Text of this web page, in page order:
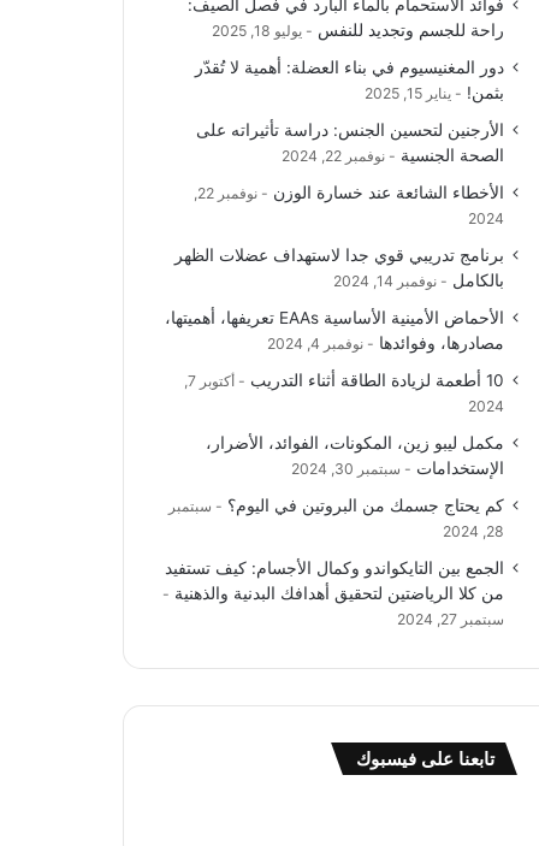
و
ك
T
u
b
e
ق
ر
ا
ا
ل
م
ع
R
فوائد الاستحمام بالماء البارد في فصل الصيف:
راحة للجسم وتجديد للنفس
يوليو 18, 2025
دور المغنيسيوم في بناء العضلة: أهمية لا تُقدّر
بثمن!
يناير 15, 2025
الأرجنين لتحسين الجنس: دراسة تأثيراته على
الصحة الجنسية
نوفمبر 22, 2024
الأخطاء الشائعة عند خسارة الوزن
نوفمبر 22,
2024
برنامج تدريبي قوي جدا لاستهداف عضلات الظهر
بالكامل
نوفمبر 14, 2024
الأحماض الأمينية الأساسية EAAs تعريفها، أهميتها،
مصادرها، وفوائدها
نوفمبر 4, 2024
10 أطعمة لزيادة الطاقة أثناء التدريب
أكتوبر 7,
2024
مكمل ليبو زين، المكونات، الفوائد، الأضرار،
الإستخدامات
سبتمبر 30, 2024
كم يحتاج جسمك من البروتين في اليوم؟
سبتمبر
28, 2024
الجمع بين التايكواندو وكمال الأجسام: كيف تستفيد
من كلا الرياضتين لتحقيق أهدافك البدنية والذهنية
سبتمبر 27, 2024
تابعنا على فيسبوك